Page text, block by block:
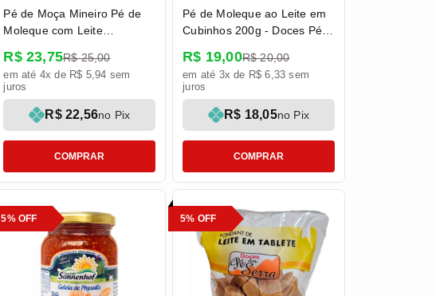
Pé de Moça Mineiro Pé de
Moleque com Leite
Rezenda
R$ 23,75R$ 25,00
R$ 22,56no Pix
em até 4x de R$ 5,94 sem
juros
COMPRAR
Pé de Moleque ao Leite em
Cubinhos 200g - Doces Pé
R$ 19,00R$ 20,00
R$ 18,05no Pix
em até 3x de R$ 6,33 sem
juros
COMPRAR
5% OFF 5% OFF